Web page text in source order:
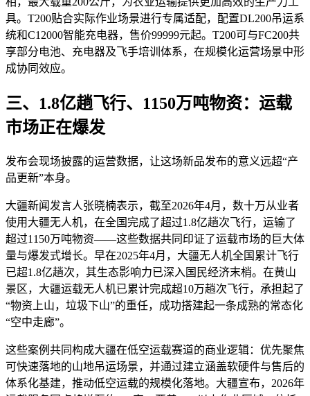
具。T200贴合实际作业场景进行专属适配，配置DL200吊运系
统和C12000智能充电器，售价99999元起。T200可与FC200共
享部分电池、充电器及飞手培训体系，在规模化运营场景中形
成协同效应。
三、1.8亿趟飞行、1150万吨物资：运载
市场正在爆发
发布会现场披露的运营数据，让这场新品发布的意义远超“产
品更新”本身。
大疆新闻发言人张晓楠表示，截至2026年4月，数十万从业者
使用大疆无人机，在全国完成了超过1.8亿趟次飞行，运输了
超过1150万吨物资——这些数据共同印证了运载市场的巨大体
量与爆发式增长。早在2025年4月，大疆无人机全国累计飞行
已超1.8亿趟次，其生态影响力已深入国民经济末梢。在黄山
景区，大疆运载无人机已累计完成超10万趟次飞行，承担起了
“物资上山，垃圾下山”的重任，成功搭建起一条成熟的常态化
“空中走廊”。
这些案例共同构成大疆在低空运载赛道的商业逻辑：优先聚焦
可快速落地的山地吊运场景，并通过建立涵盖软硬件与售后的
体系化基建，推动低空运载的规模化落地。大疆宣布，2026年